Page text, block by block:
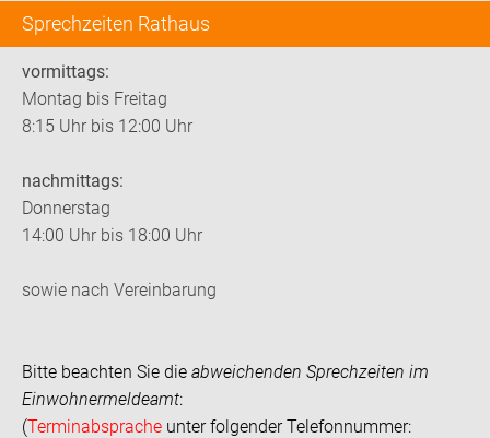
Sprechzeiten Rathaus
vormittags:
Montag bis Freitag
8:15 Uhr bis 12:00 Uhr
nachmittags:
Donnerstag
14:00 Uhr bis 18:00 Uhr
sowie nach Vereinbarung
Bitte beachten Sie die abweichenden Sprechzeiten im
Einwohnermeldeamt:
(Terminabsprache unter folgender Telefonnummer: